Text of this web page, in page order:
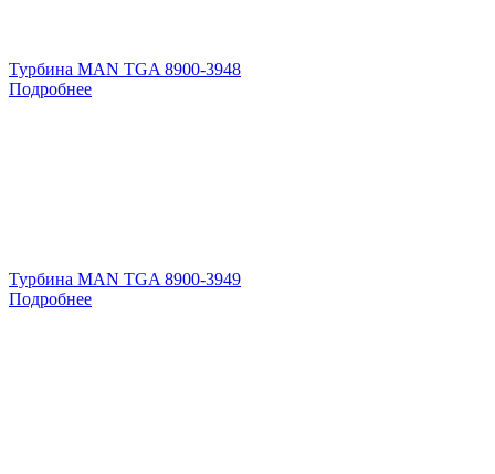
Турбина MAN TGA 8900-3948
Подробнее
Турбина MAN TGA 8900-3949
Подробнее